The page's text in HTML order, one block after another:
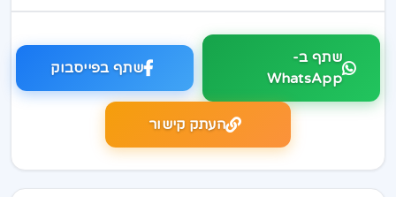
שתף ב-
WhatsApp
שתף בפייסבוק
העתק קישור